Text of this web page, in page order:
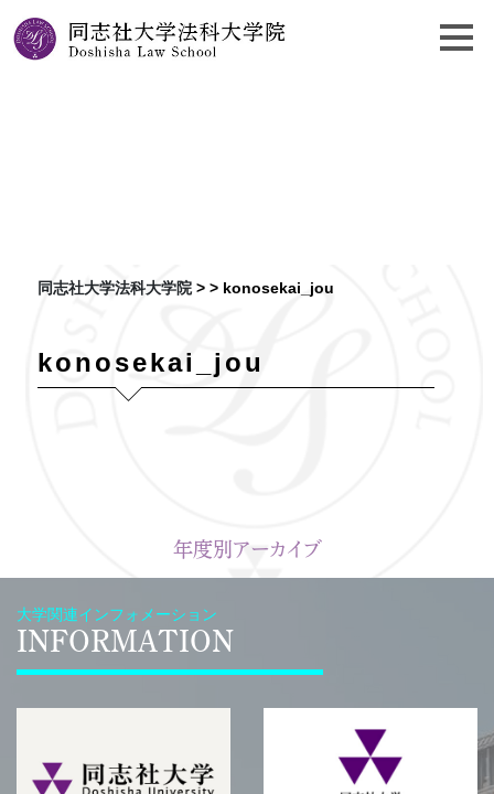
同志社大学法科大学院> > konosekai_jou
konosekai_jou
年度別アーカイブ
大学関連インフォメーション
INFORMATION